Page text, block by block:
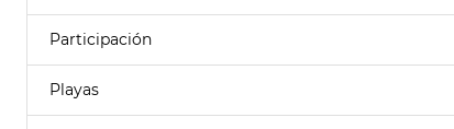
Participación
Playas